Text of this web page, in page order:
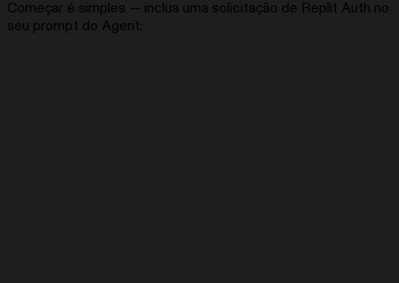
Começar é simples — inclua uma solicitação de Replit Auth no
seu prompt do Agent: